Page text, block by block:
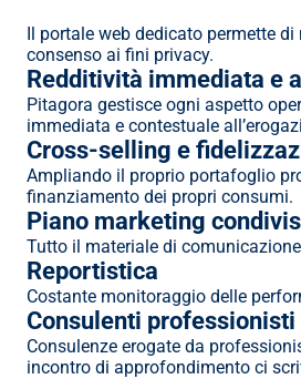
Il portale web dedicato permette
consenso ai fini privacy.
Redditività immediata e
Pitagora gestisce ogni aspetto
immediata e contestuale
Cross-selling e
Ampliando il proprio portafoglio
finanziamento dei propri consumi.
Piano marketing
Tutto il materiale di
Reportistica
Costante monitoraggio delle
Consulenti professionisti
Consulenze erogate da
incontro di approfondimento ci